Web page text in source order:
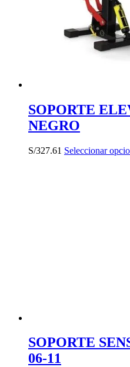
SOPORTE
NEGRO
S/327.61 Seleccionar
SOPORTE
06-11